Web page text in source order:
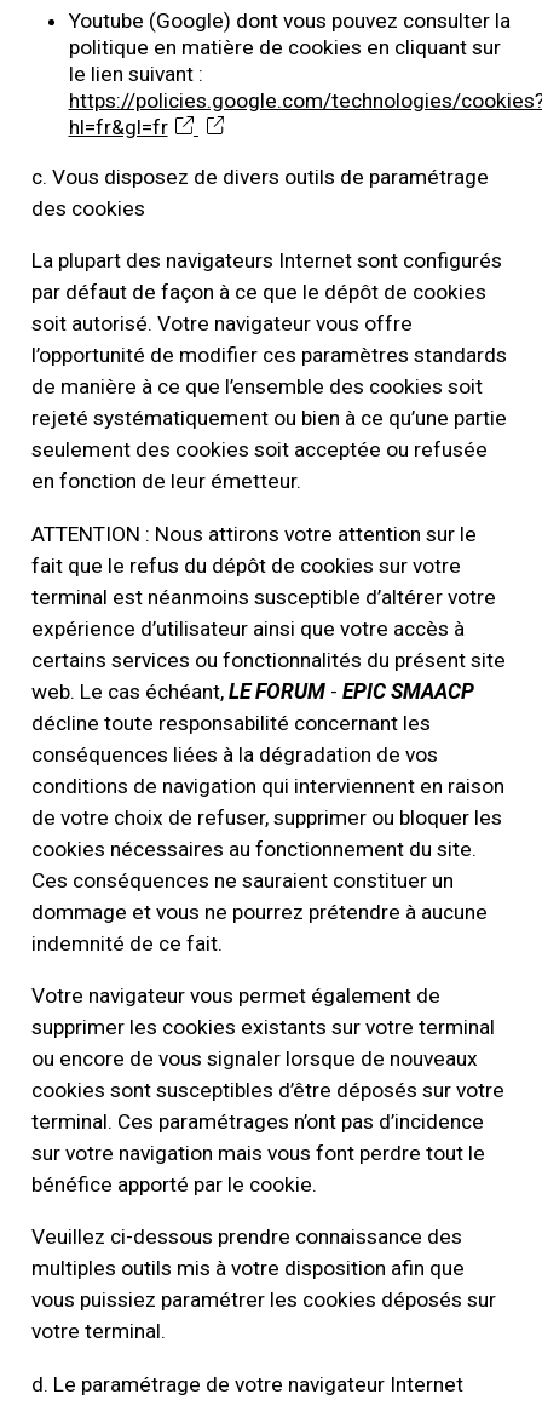
Youtube (Google) dont vous pouvez consulter la
politique en matière de cookies en cliquant sur
le lien suivant :
https://policies.google.com/technologies/
hl=fr&gl=fr
c. Vous disposez de divers outils de paramétrage
des cookies
La plupart des navigateurs Internet sont configurés
par défaut de façon à ce que le dépôt de cookies
soit autorisé. Votre navigateur vous offre
l’opportunité de modifier ces paramètres standards
de manière à ce que l’ensemble des cookies soit
rejeté systématiquement ou bien à ce qu’une partie
seulement des cookies soit acceptée ou refusée
en fonction de leur émetteur.
ATTENTION : Nous attirons votre attention sur le
fait que le refus du dépôt de cookies sur votre
terminal est néanmoins susceptible d’altérer votre
expérience d’utilisateur ainsi que votre accès à
certains services ou fonctionnalités du présent site
web. Le cas échéant,LE FORUM -EPIC SMAACP
décline toute responsabilité concernant les
conséquences liées à la dégradation de vos
conditions de navigation qui interviennent en raison
de votre choix de refuser, supprimer ou bloquer les
cookies nécessaires au fonctionnement du site.
Ces conséquences ne sauraient constituer un
dommage et vous ne pourrez prétendre à aucune
indemnité de ce fait.
Votre navigateur vous permet également de
supprimer les cookies existants sur votre terminal
ou encore de vous signaler lorsque de nouveaux
cookies sont susceptibles d’être déposés sur votre
terminal. Ces paramétrages n’ont pas d’incidence
sur votre navigation mais vous font perdre tout le
bénéfice apporté par le cookie.
Veuillez ci-dessous prendre connaissance des
multiples outils mis à votre disposition afin que
vous puissiez paramétrer les cookies déposés sur
votre terminal.
d. Le paramétrage de votre navigateur Internet